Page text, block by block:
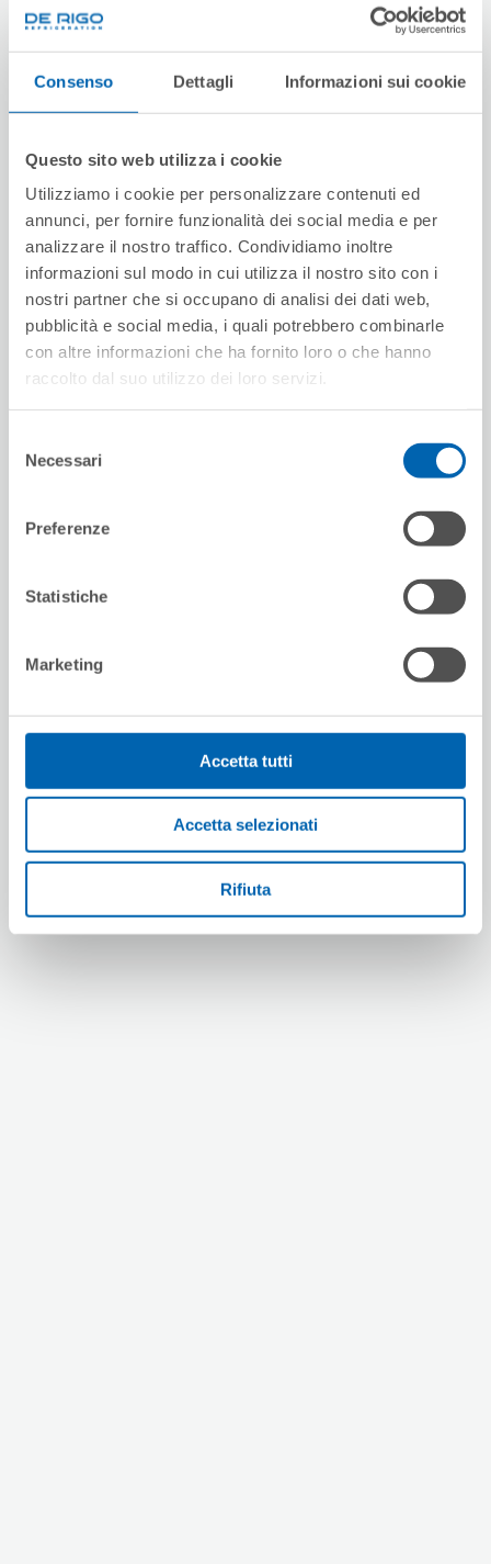
Consenso Dettagli Informazioni sui cookie
Questo sito web utilizza i cookie
Utilizziamo i cookie per personalizzare contenuti ed
annunci, per fornire funzionalità dei social media e per
analizzare il nostro traffico. Condividiamo inoltre
informazioni sul modo in cui utilizza il nostro sito con i
nostri partner che si occupano di analisi dei dati web,
pubblicità e social media, i quali potrebbero combinarle
con altre informazioni che ha fornito loro o che hanno
raccolto dal suo utilizzo dei loro servizi.
delNecessari
Preferenze
Statistiche
Marketing
Accetta tutti
Accetta selezionati
Rifiuta